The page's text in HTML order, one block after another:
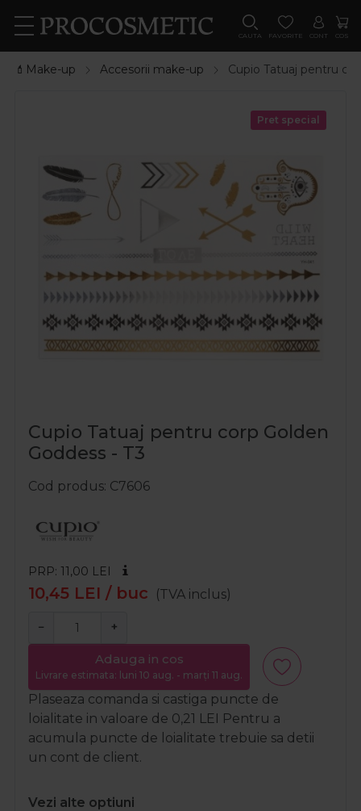
CAUTA FAVORITE CONT COS
💄Make-up Accesorii make-up Cupio Tatuaj pentru
Pret special
Cupio Tatuaj pentru corp Golden
Goddess - T3
Cod produs C7606
PRP: 11,00 LEI
10,45 LEI / buc (TVA inclus)
− +
Adauga in cos
Livrare estimata: luni 10 aug. - marți 11 aug.
Plaseaza comanda si castiga puncte de
loialitate in valoare de 0,21 LEI Pentru a
acumula puncte de loialitate trebuie sa detii
un cont de client.
Vezi alte optiuni